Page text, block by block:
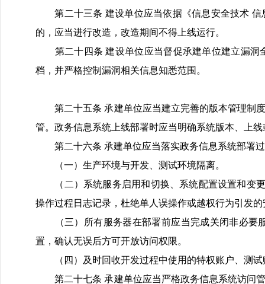
第二十三条 建设单位应当依据《信息安全技术 信
的，应当进行改造，改造期间不得上线运行。
第二十四条 建设单位应当督促承建单位建立漏洞
档，并严格控制漏洞相关信息知悉范围。
第二十五条 承建单位应当建立完善的版本管理制度
管。政务信息系统上线部署时应当明确系统版本、上
第二十六条 承建单位应当落实政务信息系统部署过
（一）生产环境与开发、测试环境隔离。
（二）系统服务启用和切换、系统配置设置和变更
操作过程日志记录，杜绝单人误操作或越权行为引发
（三）所有服务器在部署前应当完成关闭非必要
置，确认无误后方可开放访问权限。
（四）及时回收开发过程中使用的特权账户、测试
第二十七条 承建单位应当严格政务信息系统访问管